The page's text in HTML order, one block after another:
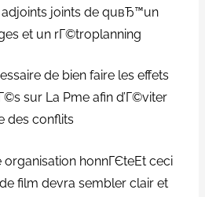
adjoints joints de quвЂ™un
et un rГ©troplanning
de bien faire les effets
sur La Pme afin d’Г©viter
des conflits
honnГЄteEt ceci
film devra sembler clair et